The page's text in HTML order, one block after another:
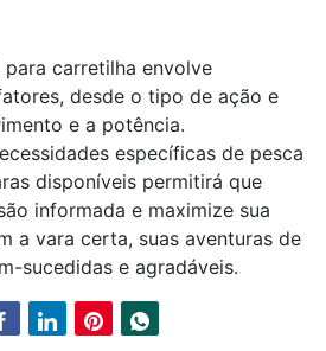
carretilha envolve
desde o tipo de ação e
e a potência.
específicas de pesca
disponíveis permitirá que
informada e maximize sua
a vara certa, suas aventuras de
sucedidas e agradáveis.